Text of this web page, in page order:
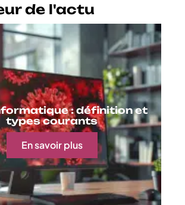
de l'actu
: définition et
types courants
En savoir plus